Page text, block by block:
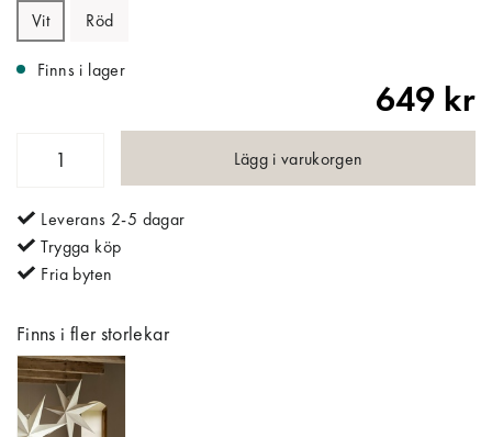
Vit Röd
Finns i lager
649 kr
Lägg i varukorgen
Leverans 2-5 dagar
Trygga köp
Fria byten
Finns i fler storlekar